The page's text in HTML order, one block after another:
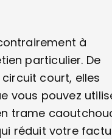
à
particulier. De
court, elles
vous pouvez
trame
réduit votre